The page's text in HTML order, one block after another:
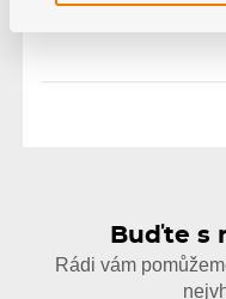
Buďte s
Rádi vám